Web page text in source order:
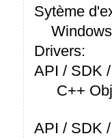
Sytème
Drivers:
API / SDK
C++
API / SDK